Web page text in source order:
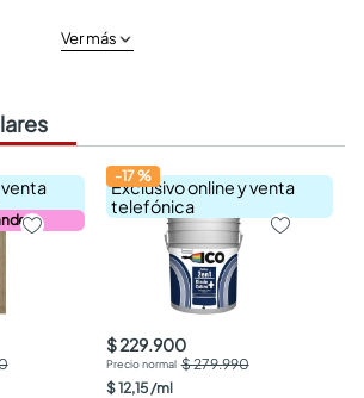
Ver más
venta
Exclusivo online y venta
telefónica
-17%
$ 229.900
$ 279.990
$12,15 /ml